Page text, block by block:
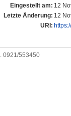
Eingestellt am: 12
Letzte Änderung: 12
URI:
0921/553450